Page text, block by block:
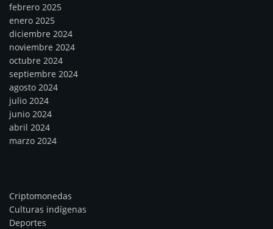
febrero 2025
enero 2025
diciembre 2024
noviembre 2024
octubre 2024
septiembre 2024
agosto 2024
julio 2024
junio 2024
abril 2024
marzo 2024
Criptomonedas
Culturas indígenas
Deportes